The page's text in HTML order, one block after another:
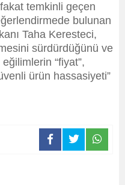
temkinli geçen
bulunan
Taha Keresteci,
sürdürdüğünü ve
“fiyat”,
ürün hassasiyeti”